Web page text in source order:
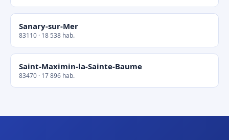
Sanary-sur-Mer
83110 · 18 538 hab.
Saint-Maximin-la-Sainte-Baume
83470 · 17 896 hab.